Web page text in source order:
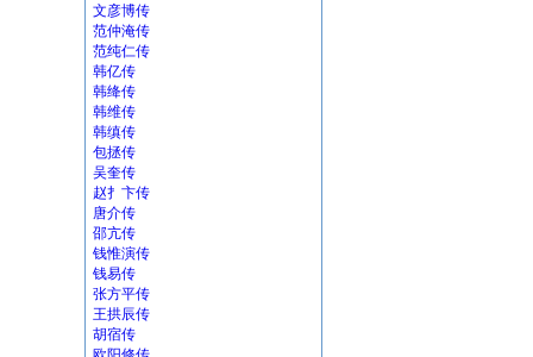
文彦博传
范仲淹传
范纯仁传
韩亿传
韩绛传
韩维传
韩缜传
包拯传
吴奎传
赵扌卞传
唐介传
邵亢传
钱惟演传
钱易传
张方平传
王拱辰传
胡宿传